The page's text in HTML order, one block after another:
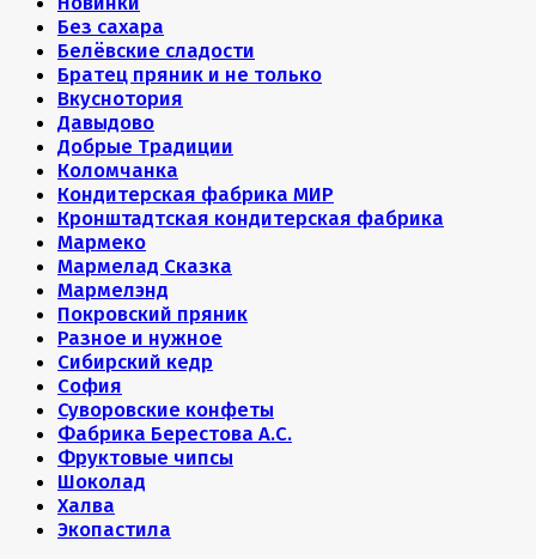
Без сахара
Белёвские сладости
Братец пряник и не только
Вкуснотория
Давыдово
Добрые Традиции
Коломчанка
Кондитерская фабрика МИР
Кронштадтская кондитерская фабрика
Мармеко
Мармелад Сказка
Мармелэнд
Покровский пряник
Разное и нужное
Сибирский кедр
София
Суворовские конфеты
Фабрика Берестова А.С.
Фруктовые чипсы
Шоколад
Халва
Экопастила